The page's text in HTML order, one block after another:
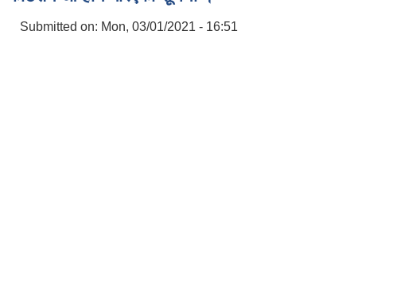
Submitted on: Mon, 03/01/2021 - 16:51